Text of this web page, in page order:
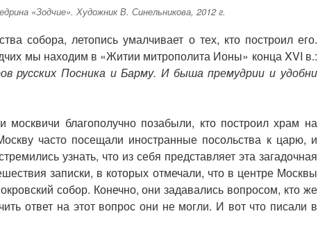
«Зодчие». Художник В. Синельникова, 2012 г.
собора, летопись умалчивает о тех, кто построил его.
мы находим в «Житии митрополита Ионы» конца XVI в.:
русских Посника и Барму. И быша премудрии и удобни
благополучно позабыли, кто построил храм на
часто посещали иностранные посольства к царю, и
узнать, что из себя представляет эта загадочная
записки, в которых отмечали, что в центре Москвы
собор. Конечно, они задавались вопросом, кто же
ответ на этот вопрос они не могли. И вот что писали в